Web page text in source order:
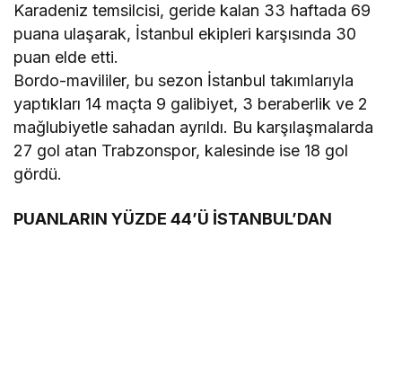
Karadeniz temsilcisi, geride kalan 33 haftada 69
puana ulaşarak, İstanbul ekipleri karşısında 30
puan elde etti.
Bordo-mavililer, bu sezon İstanbul takımlarıyla
yaptıkları 14 maçta 9 galibiyet, 3 beraberlik ve 2
mağlubiyetle sahadan ayrıldı. Bu karşılaşmalarda
27 gol atan Trabzonspor, kalesinde ise 18 gol
gördü.
PUANLARIN YÜZDE 44’Ü İSTANBUL’DAN